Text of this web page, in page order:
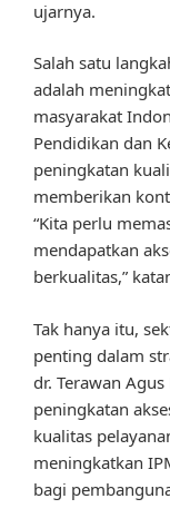
ujarnya.
Salah satu
adalah
masyarakat
Pendidikan dan
peningkatan
memberikan
“Kita perlu
mendapatkan
berkualitas,”
Tak hanya itu,
penting dalam
dr. Terawan
peningkatan
kualitas
meningkatkan
bagi